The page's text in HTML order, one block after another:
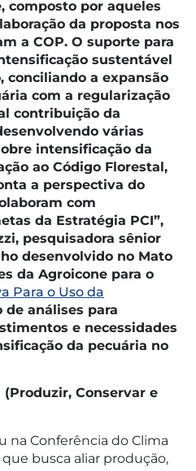
composto por aqueles
da proposta nos
a COP. O suporte para
sustentável
conciliando a expansão
com a regularização
contribuição da
várias
intensificação da
ao Código Florestal,
a perspectiva do
com
da Estratégia PCI”,
pesquisadora sênior
desenvolvido no Mato
da Agroicone para o
Para o Uso da
de análises para
e necessidades
da pecuária no
(Produzir, Conservar e
na Conferência do Clima
busca aliar produção,